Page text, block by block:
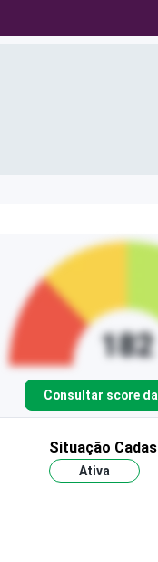
Consultar score
Situação
Ativa